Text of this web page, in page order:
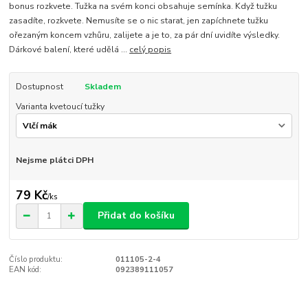
bonus rozkvete. Tužka na svém konci obsahuje semínka. Když tužku
zasadíte, rozkvete. Nemusíte se o nic starat, jen zapíchnete tužku
ořezaným koncem vzhůru, zalijete a je to, za pár dní uvidíte výsledky.
Dárkové balení, které udělá ... celý popis
Dostupnost
Skladem
Varianta kvetoucí tužky
Nejsme plátci DPH
79 Kč/ks
Přidat do košíku
Číslo produktu:
011105-2-4
EAN kód:
092389111057